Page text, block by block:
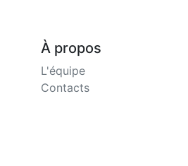
À propos
L'équipe
Contacts